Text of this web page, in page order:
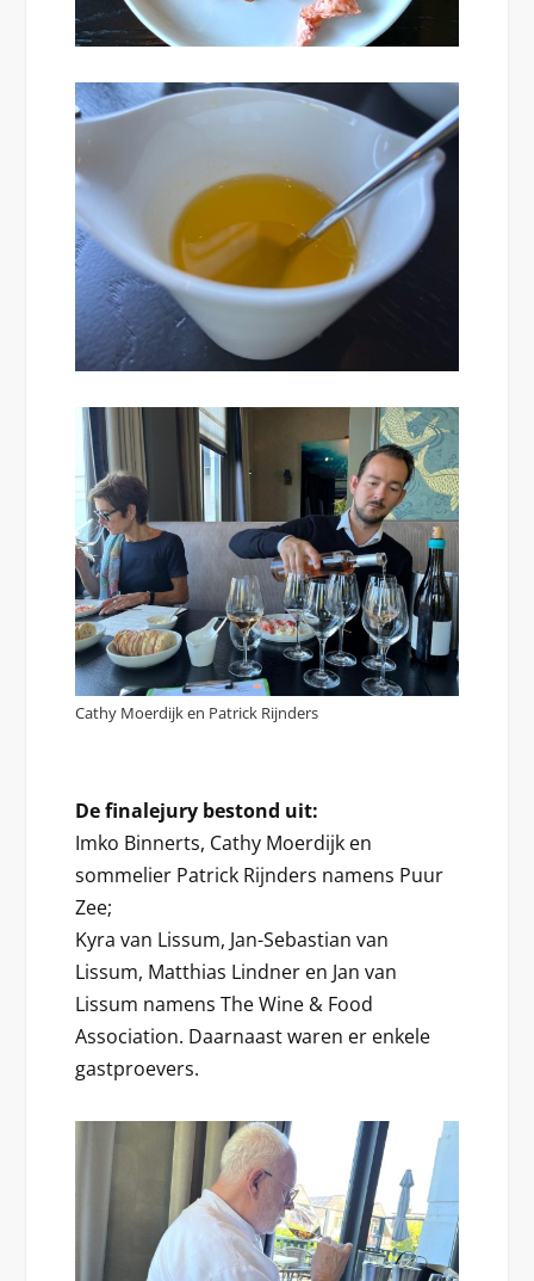
Cathy Moerdijk en Patrick Rijnders
De finalejury bestond uit:
Imko Binnerts, Cathy Moerdijk en
sommelier Patrick Rijnders namens Puur
Zee;
Kyra van Lissum, Jan-Sebastian van
Lissum, Matthias Lindner en Jan van
Lissum namens The Wine & Food
Association. Daarnaast waren er enkele
gastproevers.